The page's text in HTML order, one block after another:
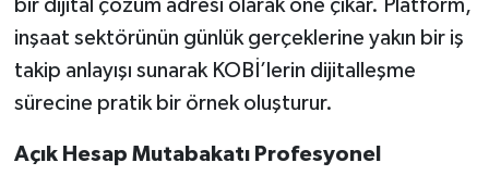
bir dijital çözüm adresi olarak öne çıkar. Platform,
inşaat sektörünün günlük gerçeklerine yakın bir iş
takip anlayışı sunarak KOBİ’lerin dijitalleşme
sürecine pratik bir örnek oluşturur.
Açık Hesap Mutabakatı Profesyonel